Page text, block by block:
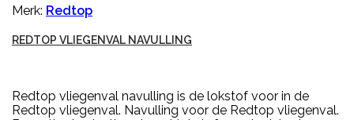
Merk: Redtop
REDTOP VLIEGENVAL NAVULLING
Redtop vliegenval navulling is de lokstof voor in de
Redtop vliegenval. Navulling voor de Redtop vliegenval.